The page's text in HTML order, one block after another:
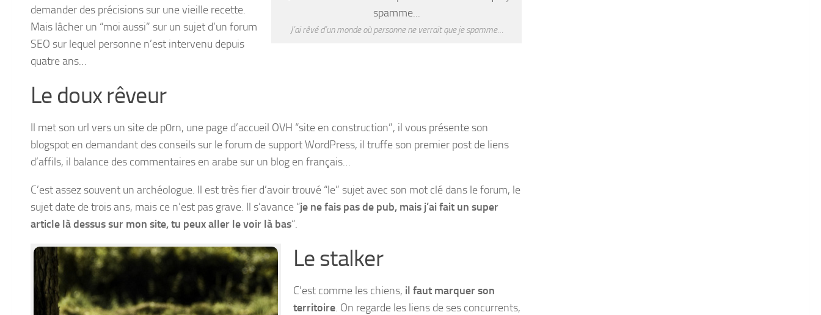
J’ai rêvé d’un monde où personne ne verrait que je spamme…
demander des précisions sur une vieille recette.
Mais lâcher un “moi aussi” sur un sujet d’un forum
SEO sur lequel personne n’est intervenu depuis
quatre ans…
Le doux rêveur
Il met son url vers un site de p0rn, une page d’accueil OVH “site en construction”, il vous présente son
blogspot en demandant des conseils sur le forum de support WordPress, il truffe son premier post de liens
d’affils, il balance des commentaires en arabe sur un blog en français…
C’est assez souvent un archéologue. Il est très fier d’avoir trouvé “le” sujet avec son mot clé dans le forum, le
sujet date de trois ans, mais ce n’est pas grave. Il s’avance “je ne fais pas de pub, mais j’ai fait un super
article là dessus sur mon site, tu peux aller le voir là bas“.
Le stalker
C’est comme les chiens, il faut marquer son
territoire. On regarde les liens de ses concurrents,